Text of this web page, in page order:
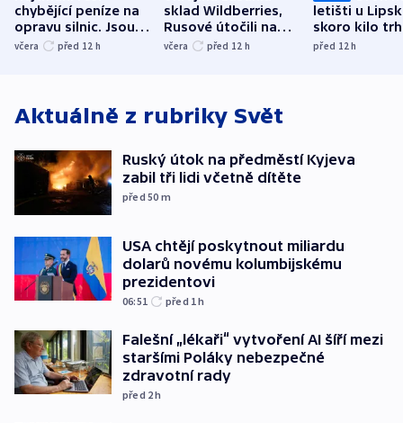
chybějící peníze na
opravu silnic. Jsou
nenárokové, namítá
včera před 12 h
sklad Wildberries,
Rusové útočili na
trh, hasiče či
včera před 12 h
letišti u
skoro kilo
indicie
před 12h
Aktuálně z rubriky Svět
Ruský útok na předměstí Kyjeva
zabil tři lidi včetně dítěte
před 50 m
USA chtějí poskytnout miliardu
dolarů novému kolumbijskému
prezidentovi
06:51 před 1h
Falešní „lékaři“ vytvoření AI šíří mezi
staršími Poláky nebezpečné
zdravotní rady
před 2h